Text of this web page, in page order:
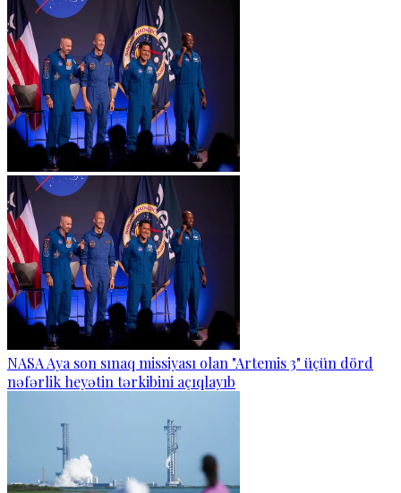
NASA Aya son sınaq missiyası olan "Artemis 3" üçün dörd
nəfərlik heyətin tərkibini açıqlayıb